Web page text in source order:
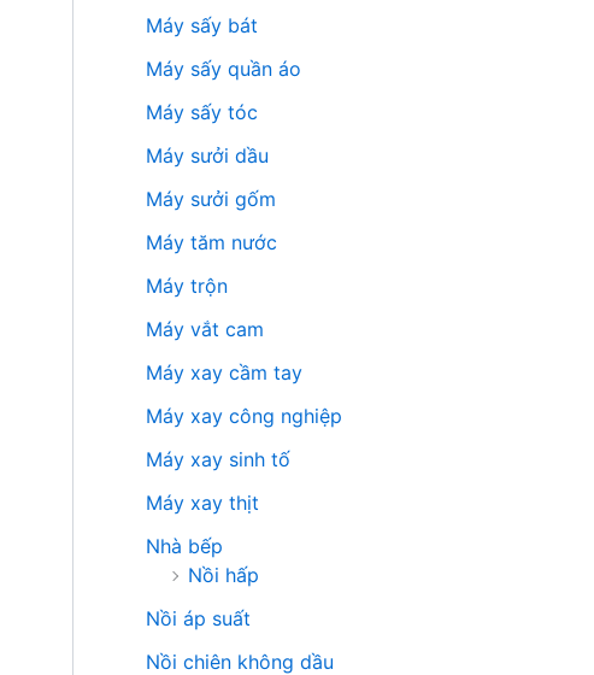
Máy sấy bát
Máy sấy quần áo
Máy sấy tóc
Máy sưởi dầu
Máy sưởi gốm
Máy tăm nước
Máy trộn
Máy vắt cam
Máy xay cầm tay
Máy xay công nghiệp
Máy xay sinh tố
Máy xay thịt
Nhà bếp
Nồi hấp
Nồi áp suất
Nồi chiên không dầu